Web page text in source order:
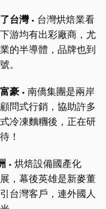
台灣• 台灣烘焙業看
游均有出彩廠商，尤
的半導體，品牌也到
。
豪 • 南僑集團是兩岸
問式行銷，協助許多
冷凍麵糰後，正在研
！
• 烘焙設備國產化
，幕後英雄是新麥董
台灣客戶，連外國人